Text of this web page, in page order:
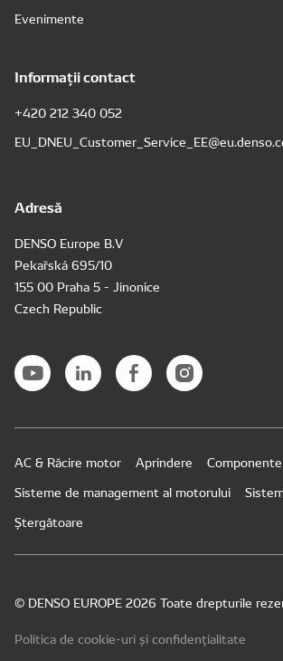
Evenimente
Informații contact
+420 212 340 052
Adresă
DENSO Europe B.V
Pekařská 695/10
155 00 Praha 5 - Jinonice
Czech Republic
AC & Răcire motor Aprindere
Sisteme de management al motorului
Ștergătoare
© DENSO EUROPE 2026 Toate drepturile
Politica de cookie-uri și confidențialitate